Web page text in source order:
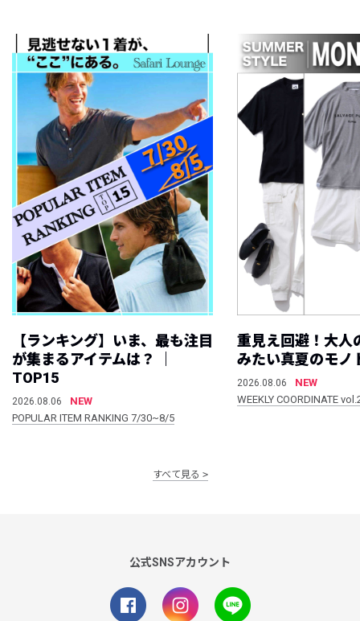
【ランキング】いま、最も注目
が集まるアイテムは？ ｜
TOP15
2026.08.06
NEW
POPULAR ITEM RANKING 7/30~8/5
重見え回避！大人
みたい真夏のモノ
2026.08.06
NEW
WEEKLY COORDINATE
すべて見る
公式SNSアカウント